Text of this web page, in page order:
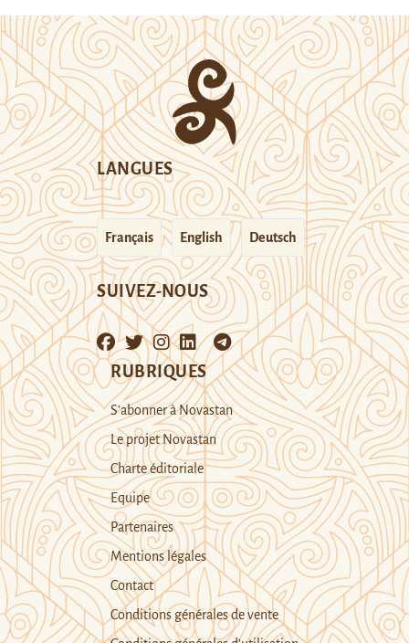
LANGUES
Français English Deutsch
SUIVEZ-NOUS
RUBRIQUES
S’abonner à Novastan
Le projet Novastan
Charte éditoriale
Equipe
Partenaires
Mentions légales
Contact
Conditions générales de vente